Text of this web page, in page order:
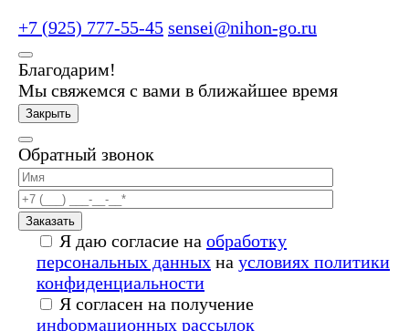
+7 (925) 777-55-45 sensei@nihon-go.ru
Благодарим!
Мы свяжемся с вами в ближайшее время
Закрыть
Обратный звонок
Заказать
Я даю согласие на обработку
персональных данных на условиях политики
конфиденциальности
Я согласен на получение
информационных рассылок